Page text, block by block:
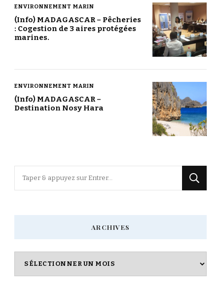
ENVIRONNEMENT MARIN
(Info) MADAGASCAR – Pêcheries
: Cogestion de 3 aires protégées
marines.
ENVIRONNEMENT MARIN
(Info) MADAGASCAR –
Destination Nosy Hara
ARCHIVES
Archives